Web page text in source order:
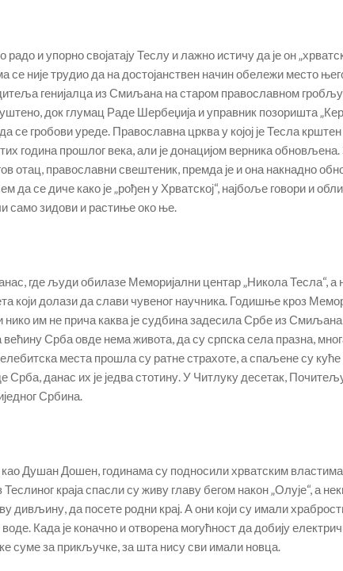
и упорно својатају Теслу и лажно истичу да је он
се није трудио да на достојанствен начин обележи место
генијалца из Смиљана на старом православном
док глумац Раде Шербеџија и управник позоришта
се гробови уреде. Православна црква у којој је Тесла
година прошлог века, али је донацијом верника обновљена.
отац, православни свештеник, премда је и она накнадно
да се диче како је „рођен у Хрватској“, најбоље говори и
само зидови и растиње око ње.
где људи обилазе Меморијални центар „Никола Тесла“,
који долази да слави чувеног научника. Годишње кроз
им не прича каква је судбина задесила Србе из
Срба овде нема живота, да су српска села празна,
места прошла су ратне страхоте, а спаљене су
Срба, данас их је једва стотину. У Читлуку десетак,
Србина.
Душан Дошен, годинама су подносили хрватским властима
краја спасли су живу главу бегом након „Олује“, а
дивљину, да посете родни крај. А они који су имали
воде. Када је коначно и отворена могућност да добију
суме за прикључке, за шта нису сви имали новца.